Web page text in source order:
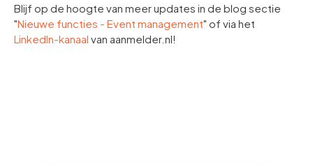
Blijf op de hoogte van meer updates in de blog sectie
"Nieuwe functies - Event management" of via het
LinkedIn-kanaal van aanmelder.nl!